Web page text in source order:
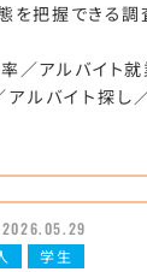
を把握できる調
／アルバイト
アルバイト探し
2026.05.29
学生